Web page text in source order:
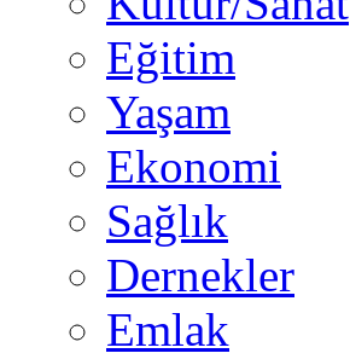
Eğitim
Yaşam
Ekonomi
Sağlık
Dernekler
Emlak